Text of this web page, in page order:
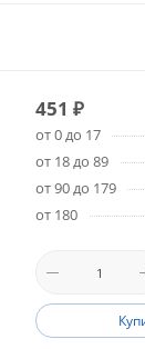
451 ₽
от 0 до 17
от 18 до 89
от 90 до 179
от 180